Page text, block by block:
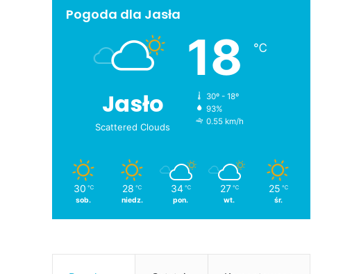
Pogoda dla Jasła
Jasło
Scattered Clouds
18 ℃
30º - 18º
93%
0.55 km/h
30 ℃
sob.
28 ℃
niedz.
34 ℃
pon.
27 ℃
wt.
25 ℃
śr.